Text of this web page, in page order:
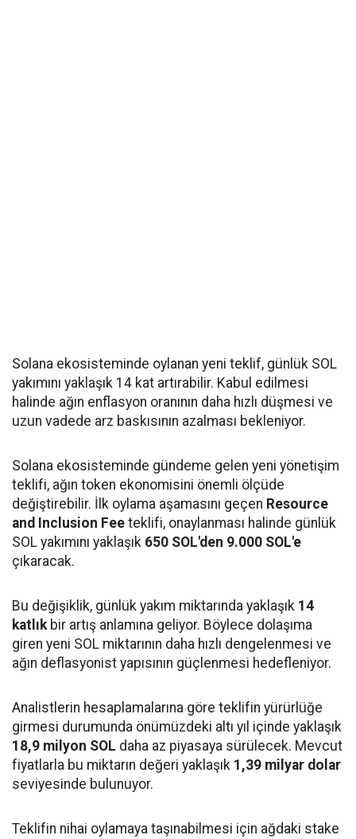
Solana ekosisteminde oylanan yeni teklif, günlük SOL
yakımını yaklaşık 14 kat artırabilir. Kabul edilmesi
halinde ağın enflasyon oranının daha hızlı düşmesi ve
uzun vadede arz baskısının azalması bekleniyor.
Solana ekosisteminde gündeme gelen yeni yönetişim
teklifi, ağın token ekonomisini önemli ölçüde
değiştirebilir. İlk oylama aşamasını geçen Resource
and Inclusion Fee teklifi, onaylanması halinde günlük
SOL yakımını yaklaşık 650 SOL'den 9.000 SOL'e
çıkaracak.
Bu değişiklik, günlük yakım miktarında yaklaşık 14
katlıkbir artış anlamına geliyor. Böylece dolaşıma
giren yeni SOL miktarının daha hızlı dengelenmesi ve
ağın deflasyonist yapısının güçlenmesi hedefleniyor.
Analistlerin hesaplamalarına göre teklifin yürürlüğe
girmesi durumunda önümüzdeki altı yıl içinde yaklaşık
18,9 milyon SOL daha az piyasaya sürülecek. Mevcut
fiyatlarla bu miktarın değeri yaklaşık 1,39 milyar dolar
seviyesinde bulunuyor.
Teklifin nihai oylamaya taşınabilmesi için ağdaki stake